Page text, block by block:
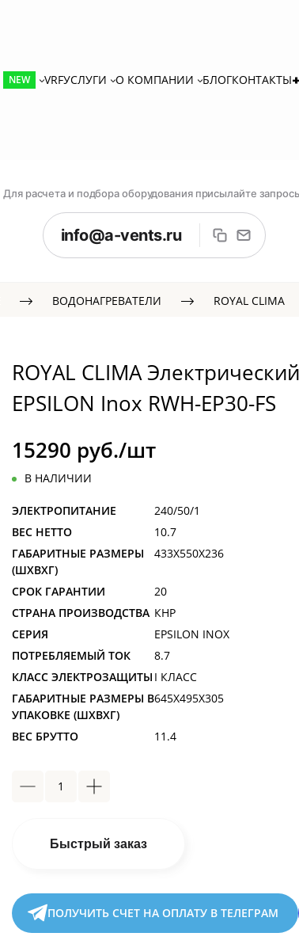
NEW VRFУСЛУГИ О КОМПАНИИ БЛОГКОНТАКТЫ
Для расчета и подбора оборудования присылайте
info@a-vents.ru
ВОДОНАГРЕВАТЕЛИ ROYAL CLIMA
ROYAL CLIMA
EPSILON Inox RWH-EP30-FS
15290 руб./шт
В НАЛИЧИИ
ЭЛЕКТРОПИТАНИЕ
240/50/1
ВЕС НЕТТО
10.7
ГАБАРИТНЫЕ РАЗМЕРЫ
(ШXВXГ)
433X550X236
СРОК ГАРАНТИИ
20
СТРАНА ПРОИЗВОДСТВА КНР
СЕРИЯ
EPSILON INOX
ПОТРЕБЛЯЕМЫЙ ТОК
8.7
КЛАСС ЭЛЕКТРОЗАЩИТЫ I КЛАСС
ГАБАРИТНЫЕ РАЗМЕРЫ В
УПАКОВКЕ (ШXВXГ)
645X495X305
ВЕС БРУТТО 11.4
Быстрый заказ
ПОЛУЧИТЬ СЧЕТ НА ОПЛАТУ В ТЕЛЕГРАМ